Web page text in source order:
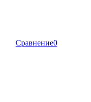
Сравнение0